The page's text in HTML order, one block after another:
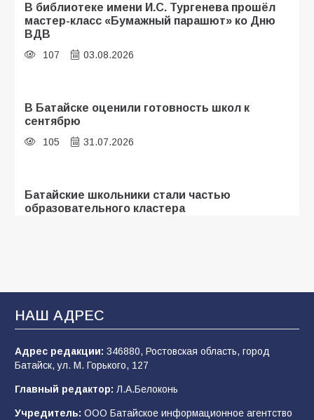
В библиотеке имени И.С. Тургенева прошёл
мастер-класс «Бумажный парашют» ко Дню
ВДВ
107 03.08.2026
В Батайске оценили готовность школ к
сентябрю
105 31.07.2026
Батайские школьники стали частью
образовательного кластера
деле происходит в армии России в августе
2026 года
99 03.08.2026
НАШ АДРЕС
Адрес редакции: 346880, Ростовская область, город
Батайск, ул. М. Горького, 127
Главный редактор: Л.А.Белоконь
Учредитель: ООО Батайское информационное агентство